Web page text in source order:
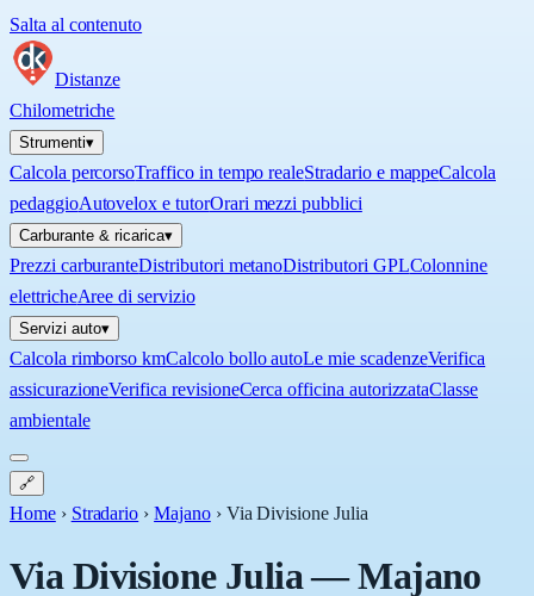
Salta al contenuto
Distanze
Chilometriche
Strumenti▾
Calcola percorsoTraffico in tempo realeStradario e mappeCalcola
pedaggioAutovelox e tutorOrari mezzi pubblici
Carburante & ricarica▾
Prezzi carburanteDistributori metanoDistributori GPLColonnine
elettricheAree di servizio
Servizi auto▾
Calcola rimborso kmCalcolo bollo autoLe mie scadenzeVerifica
assicurazioneVerifica revisioneCerca officina autorizzataClasse
ambientale
🔗
Home › Stradario › Majano › Via Divisione Julia
Via Divisione Julia—Majano